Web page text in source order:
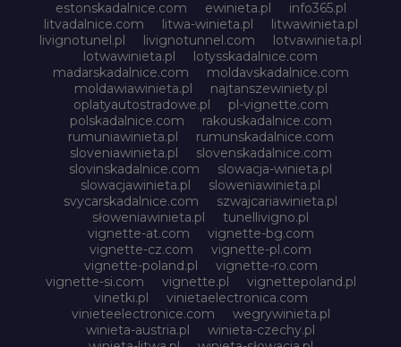
estonskadalnice.com
ewinieta.pl
info365.pl
litvadalnice.com
litwa-winieta.pl
litwawinieta.pl
livignotunel.pl
livignotunnel.com
lotvawinieta.pl
lotwawinieta.pl
lotysskadalnice.com
madarskadalnice.com
moldavskadalnice.com
moldawiawinieta.pl
najtanszewiniety.pl
oplatyautostradowe.pl
pl-vignette.com
polskadalnice.com
rakouskadalnice.com
rumuniawinieta.pl
rumunskadalnice.com
sloveniawinieta.pl
slovenskadalnice.com
slovinskadalnice.com
slowacja-winieta.pl
slowacjawinieta.pl
sloweniawinieta.pl
svycarskadalnice.com
szwajcariawinieta.pl
słoweniawinieta.pl
tunellivigno.pl
vignette-at.com
vignette-bg.com
vignette-cz.com
vignette-pl.com
vignette-poland.pl
vignette-ro.com
vignette-si.com
vignette.pl
vignettepoland.pl
vinetki.pl
vinietaelectronica.com
vinieteelectronice.com
wegrywinieta.pl
winieta-austria.pl
winieta-czechy.pl